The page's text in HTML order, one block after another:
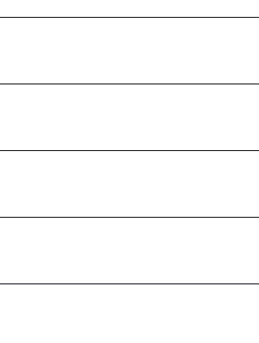
Добрич
Tbilisi
Tartu maakond
Castilla y León